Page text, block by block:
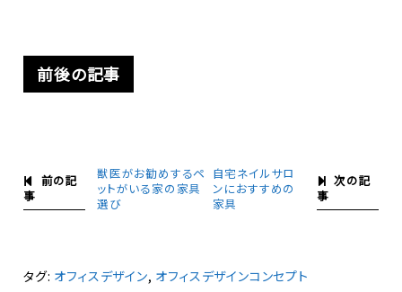
前後の記事
前の記
事
獣医がお勧めするペ
ットがいる家の家具
選び
次の記
事
自宅ネイルサロ
ンにおすすめの
家具
タグ: オフィスデザイン, オフィスデザインコンセプト